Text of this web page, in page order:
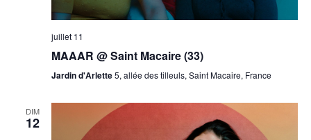
juillet 11
MAAAR @ Saint Macaire (33)
Jardin d'Arlette5, allée des tilleuls, Saint Macaire, France
DIM
12